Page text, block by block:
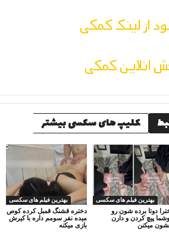
از لینک کمکی
انلاین کمکی
کلیپ های سکسی بیشتر
بهترین فیلم های سکسی
دختره قشنگ قمبل کرده کوص
میده نفر سومم داره با کیرش
بازی میکنه
بهترین فیلم های سکسی
دوتا برده شون رو
پیچ کردن و دارن
میکنن